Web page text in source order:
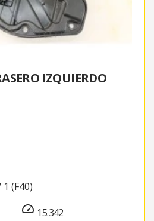
IZQUIERDO
(F40)
15.342